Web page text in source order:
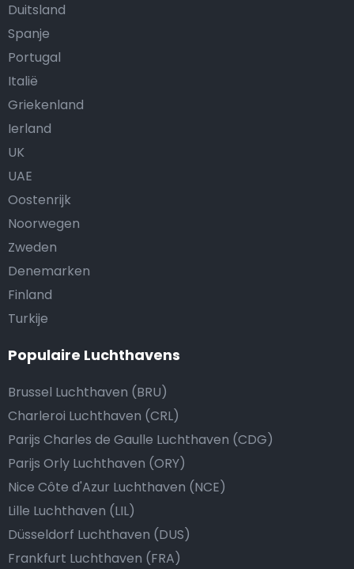
Duitsland
Spanje
Portugal
Italië
Griekenland
Ierland
UK
UAE
Oostenrijk
Noorwegen
Zweden
Denemarken
Finland
Turkije
Populaire Luchthavens
Brussel Luchthaven (BRU)
Charleroi Luchthaven (CRL)
Parijs Charles de Gaulle Luchthaven (CDG)
Parijs Orly Luchthaven (ORY)
Nice Côte d'Azur Luchthaven (NCE)
Lille Luchthaven (LIL)
Düsseldorf Luchthaven (DUS)
Frankfurt Luchthaven (FRA)